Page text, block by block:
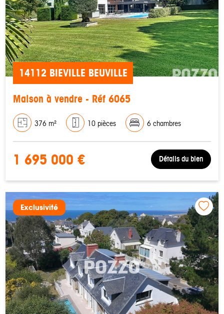
14112 BIEVILLE BEUVILLE
Maison à vendre - Réf 6065
376 m² 10 pièces 6 chambres
1 695 000 € Détails du bien
Exclusivité